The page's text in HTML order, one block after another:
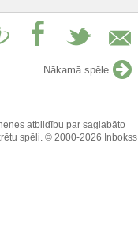
Nākamā spēle
atbildību par saglabāto
spēli. © 2000-2026 Inbokss